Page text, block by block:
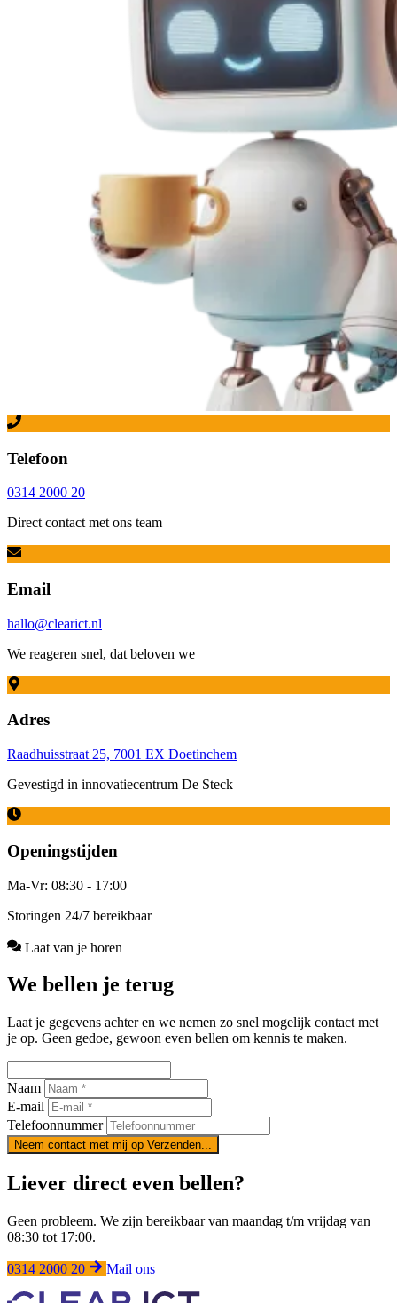
Telefoon
0314 2000 20
Direct contact met ons team
Email
hallo@clearict.nl
We reageren snel, dat beloven we
Adres
Raadhuisstraat 25, 7001 EX Doetinchem
Gevestigd in innovatiecentrum De Steck
Openingstijden
Ma-Vr: 08:30 - 17:00
Storingen 24/7 bereikbaar
Laat van je horen
We bellen je terug
Laat je gegevens achter en we nemen zo snel mogelijk contact met
je op. Geen gedoe, gewoon even bellen om kennis te maken.
Naam
E-mail
Telefoonnummer
Neem contact met mij op Verzenden...
Liever direct even bellen?
Geen probleem. We zijn bereikbaar van maandag t/m vrijdag van
08:30 tot 17:00.
0314 2000 20 Mail ons